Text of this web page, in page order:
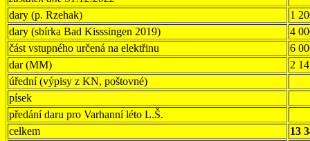
dary (p. Rzehak)
1
dary (sbírka Bad Kisssingen 2019)
4
část vstupného určená na elektřinu
6
dar (MM)
2
úřední (výpisy z KN, poštovné)
písek
předání daru pro Varhanní léto L.Š.
celkem
13